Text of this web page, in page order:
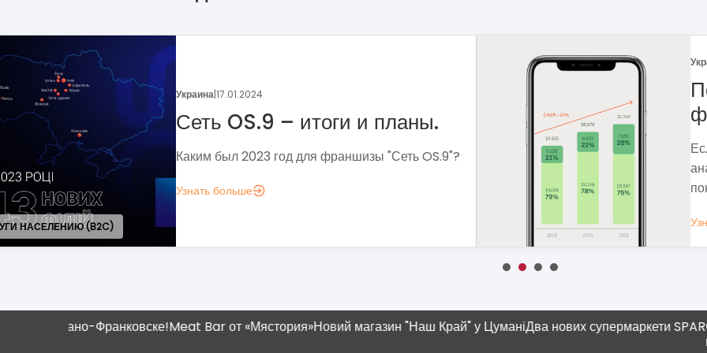
Украина
Поговорим о динамике рынка
франчайзинга?
Если задумались над вопросом «А для чего мне
аналитика?», вот несколько метрик, которые помогут
понять, зачем вам это нужно.
ОБЩЕСТВЕННОЕ ПИТАНИЕ
Франковске!Meat Bar от «Мястория»Новий магазин "Наш Край" у ЦуманіДва нових супермаркети SPAR